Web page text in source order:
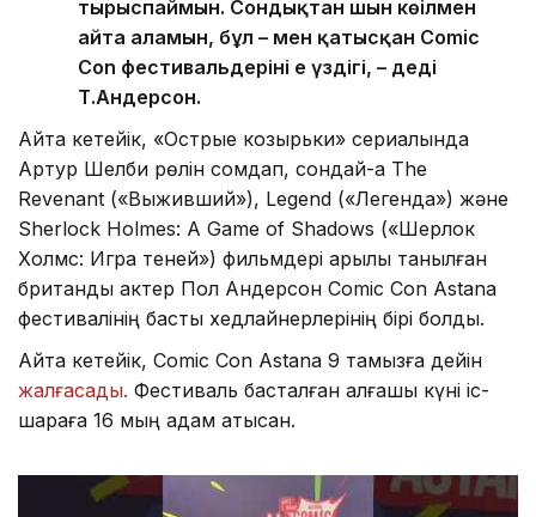
тырыспаймын. Сондықтан шын көңілмен
айта аламын, бұл – мен қатысқан Comic
Con фестивальдерінің ең үздігі, – деді
Т.Андерсон.
Айта кетейік, «Острые козырьки» сериалында
Артур Шелби рөлін сомдап, сондай-ақ The
Revenant («Выживший»), Legend («Легенда») және
Sherlock Holmes: A Game of Shadows («Шерлок
Холмс: Игра теней») фильмдері арқылы танылған
британдық актер Пол Андерсон Comic Con Astana
фестивалінің басты хедлайнерлерінің бірі болды.
Айта кетейік, Comic Con Astana 9 тамызға дейін
жалғасады. Фестиваль басталған алғашқы күні іс-
шараға 16 мың адам қатысқан.